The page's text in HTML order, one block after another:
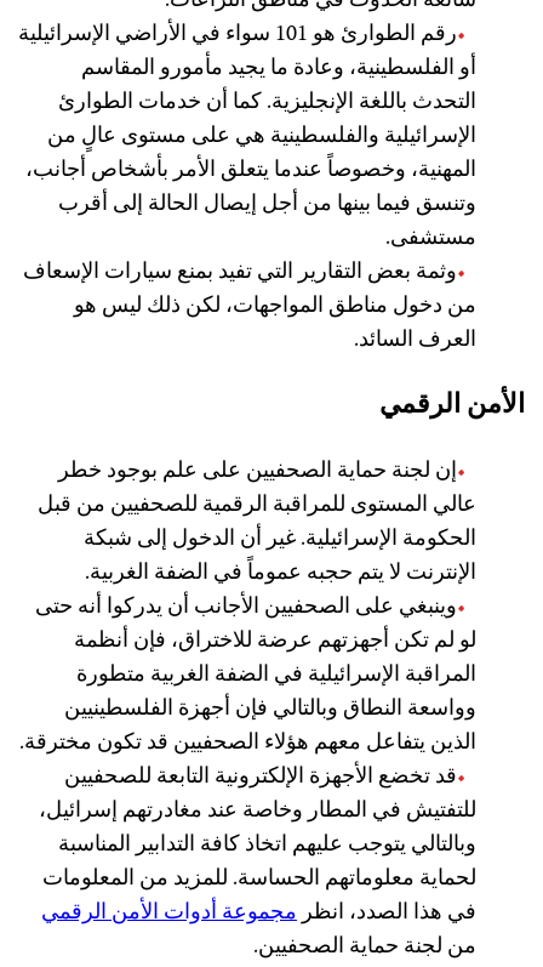
رقم الطوارئ هو 101 سواء في الأراضي الإسرائيلية
أو الفلسطينية، وعادة ما يجيد مأمورو المقاسم
التحدث باللغة الإنجليزية. كما أن خدمات الطوارئ
الإسرائيلية والفلسطينية هي على مستوى عالٍ من
المهنية، وخصوصاً عندما يتعلق الأمر بأشخاص أجانب،
وتنسق فيما بينها من أجل إيصال الحالة إلى أقرب
مستشفى.
وثمة بعض التقارير التي تفيد بمنع سيارات الإسعاف
من دخول مناطق المواجهات، لكن ذلك ليس هو
العرف السائد.
الأمن الرقمي
إن لجنة حماية الصحفيين على علم بوجود خطر
عالي المستوى للمراقبة الرقمية للصحفيين من قبل
الحكومة الإسرائيلية. غير أن الدخول إلى شبكة
الإنترنت لا يتم حجبه عموماً في الضفة الغربية.
وينبغي على الصحفيين الأجانب أن يدركوا أنه حتى
لو لم تكن أجهزتهم عرضة للاختراق، فإن أنظمة
المراقبة الإسرائيلية في الضفة الغربية متطورة
وواسعة النطاق وبالتالي فإن أجهزة الفلسطينيين
الذين يتفاعل معهم هؤلاء الصحفيين قد تكون مخترقة.
قد تخضع الأجهزة الإلكترونية التابعة للصحفيين
للتفتيش في المطار وخاصة عند مغادرتهم إسرائيل،
وبالتالي يتوجب عليهم اتخاذ كافة التدابير المناسبة
لحماية معلوماتهم الحساسة. للمزيد من المعلومات
في هذا الصدد، انظرمجموعة أدوات الأمن الرقمي
من لجنة حماية الصحفيين.